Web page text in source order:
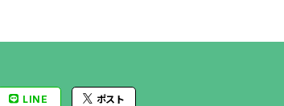
LINE ポスト